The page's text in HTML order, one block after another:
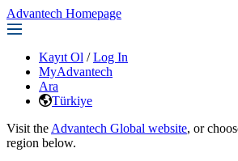
Advantech Homepage
Kayıt Ol / Log In
MyAdvantech
Ara
Türkiye
Visit the Advantech Global website, or
region below.